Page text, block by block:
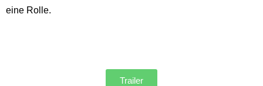
eine Rolle.
Trailer